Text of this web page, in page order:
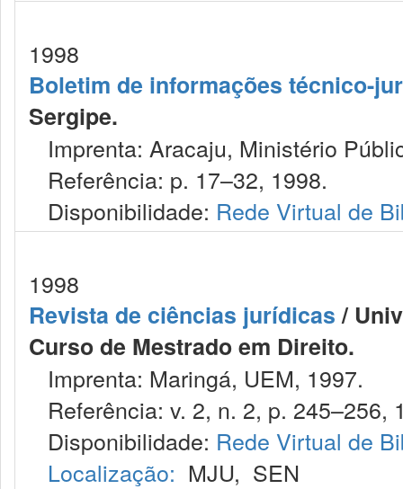
1998
Boletim de informações técnico-
Sergipe.
Imprenta: Aracaju, Ministério
Referência: p. 17–32, 1998.
Disponibilidade: Rede Virtual de
1998
Revista de ciências jurídicas/
Curso de Mestrado em Direito.
Imprenta: Maringá, UEM, 1997.
Referência: v. 2, n. 2, p. 245–256,
Disponibilidade: Rede Virtual de
Localização: MJU, SEN